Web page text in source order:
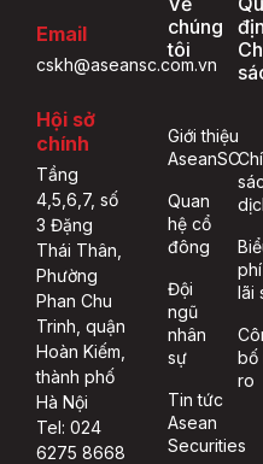
Email
cskh@aseansc.com.vn
Hội sở
chính
Tầng
4,5,6,7, số
3 Đặng
Thái Thân,
Phường
Phan Chu
Trinh, quận
Hoàn Kiếm,
thành phố
Hà Nội
Tel: 024
6275 8668
chúng
tôi
Giới thiệu
AseanSC
Quan
hệ cổ
đông
Đội
ngũ
nhân
sự
Tin tức
Asean
Securities
lãi
bố
ro